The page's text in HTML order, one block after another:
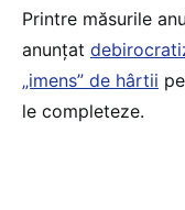
Printre măsurile
anunțat
„imens” de hârtii
le completeze.